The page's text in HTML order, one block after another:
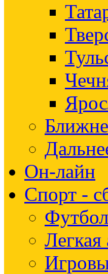
Он-лайн
Спорт -
Футбол
Легкая